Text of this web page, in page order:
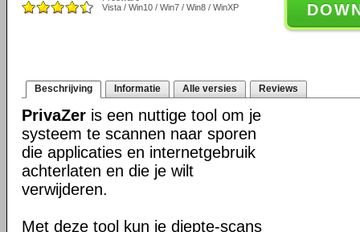
Vista / Win10 / Win7 / Win8 / WinXP
Beschrijving Informatie Alle versies Reviews
PrivaZer is een nuttige tool om je
systeem te scannen naar sporen
die applicaties en internetgebruik
achterlaten en die je wilt
verwijderen.
Met deze tool kun je diepte-scans